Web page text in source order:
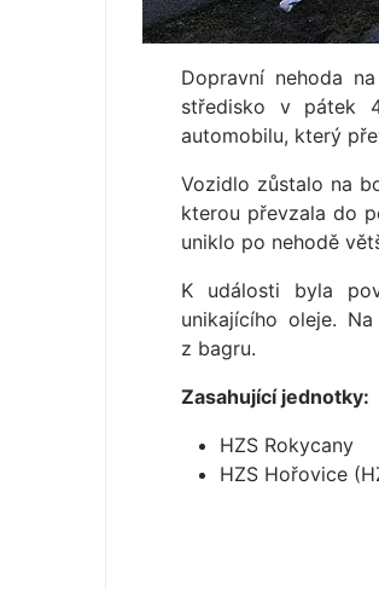
Dopravní nehoda
středisko v pátek
automobilu, který
Vozidlo zůstalo na
kterou převzala do
uniklo po nehodě
K události byla
unikajícího oleje.
z bagru.
Zasahující jednotky:
HZS Rokycany
HZS Hořovice